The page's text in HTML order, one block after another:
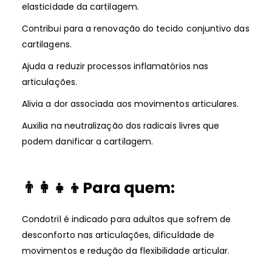
elasticidade da cartilagem.
Contribui para a renovação do tecido conjuntivo das
cartilagens.
Ajuda a reduzir processos inflamatórios nas
articulações.
Alivia a dor associada aos movimentos articulares.
Auxilia na neutralização dos radicais livres que
podem danificar a cartilagem.
👨‍👩‍👧‍👦Para quem:
Condotril é indicado para adultos que sofrem de
desconforto nas articulações, dificuldade de
movimentos e redução da flexibilidade articular.